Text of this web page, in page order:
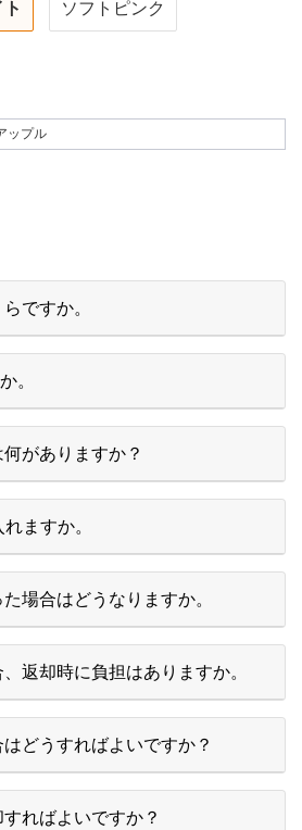
ソフトピンク
ップル
ですか。
。
がありますか？
ますか。
場合はどうなりますか。
返却時に負担はありますか。
どうすればよいですか？
ればよいですか？